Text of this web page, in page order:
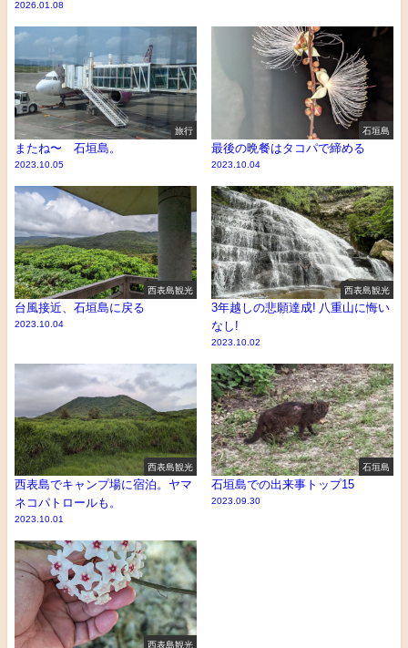
2026.01.08
旅行
またね〜 石垣島。
2023.10.05
石垣島
最後の晩餐はタコパで締める
2023.10.04
西表島観光
台風接近、石垣島に戻る
2023.10.04
西表島観光
3年越しの悲願達成! 八重山に悔い
なし!
2023.10.02
西表島観光
西表島でキャンプ場に宿泊。ヤマ
ネコパトロールも。
2023.10.01
石垣島
石垣島での出来事トップ15
2023.09.30
西表島観光